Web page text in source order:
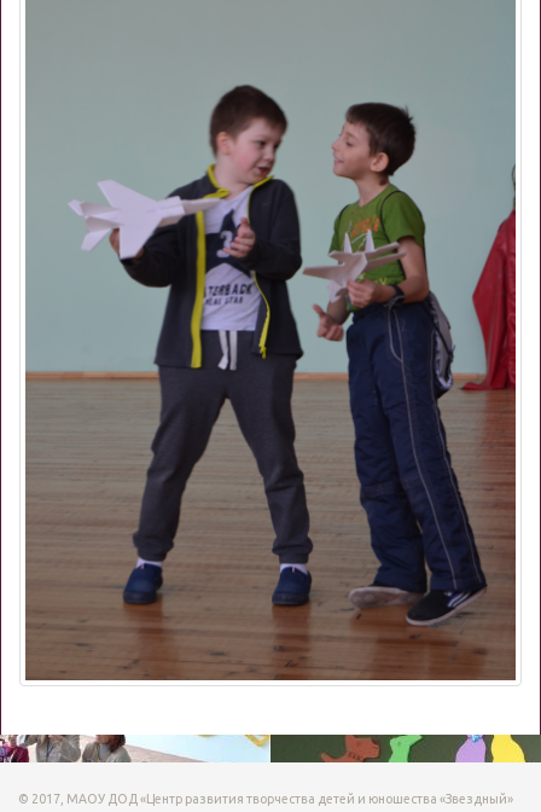
© 2017, МАОУ ДОД «Центр развития творчества детей и юношества «Звездный»